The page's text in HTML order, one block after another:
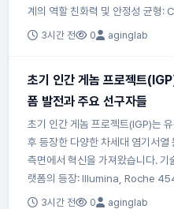
계의 역할 친화력 및 안정성 균형:
3시간 전 0 aginglab
초기 인간 게놈 프로젝트
폼 발전과 주요 선구자들
초기 인간 게놈 프로젝트(IGP)는
후 등장한 다양한 차세대 염기서
측면에서 혁신을 가져왔습니다.
랫폼의 등장: Illumina, Roche
3시간 전 0 aginglab